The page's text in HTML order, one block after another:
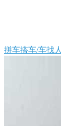
拼车搭车/车找人